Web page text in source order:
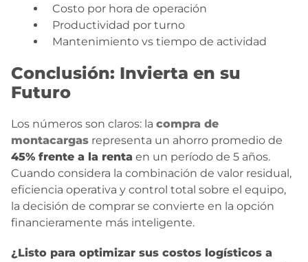
Costo por hora de operación
Productividad por turno
Mantenimiento vs tiempo de actividad
Conclusión: Invierta en su
Futuro
Los números son claros: la compra de
montacargas representa un ahorro promedio de
45% frente a la renta en un período de 5 años.
Cuando considera la combinación de valor residual,
eficiencia operativa y control total sobre el equipo,
la decisión de comprar se convierte en la opción
financieramente más inteligente.
¿Listo para optimizar sus costos logísticos a